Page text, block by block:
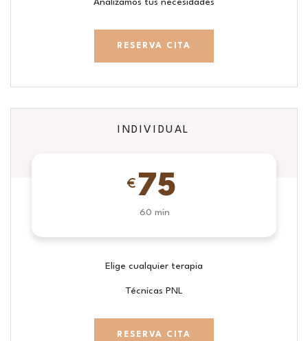
Analizamos tus necesidades
RESERVA CITA
INDIVIDUAL
€ 75
60 min
Elige cualquier terapia
Técnicas PNL
RESERVA CITA